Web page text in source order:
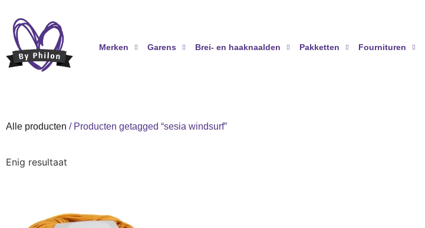
Merken Garens Brei- en haaknaalden Pakketten Fournituren
Alle producten / Producten getagged “sesia windsurf”
Enig resultaat